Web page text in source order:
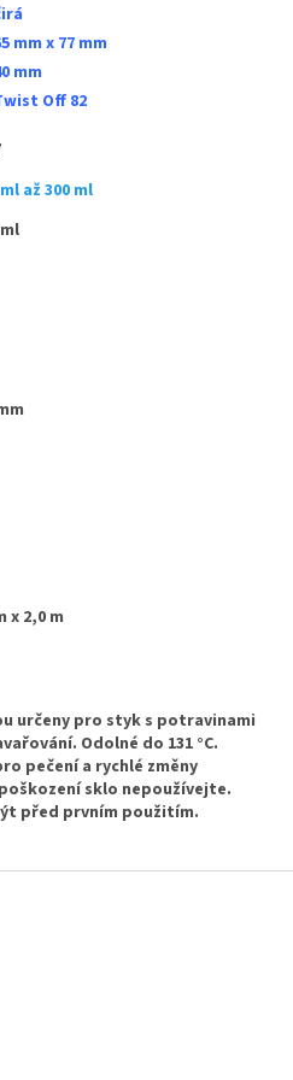
mm x 77 mm
mm
Off 82
až 300 ml
x 2,0 m
určeny pro styk s potravinami
Odolné do 131 °C.
pečení a rychlé změny
sklo nepoužívejte.
před prvním použitím.